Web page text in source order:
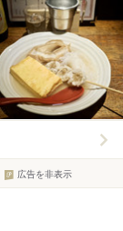
広告を非表示